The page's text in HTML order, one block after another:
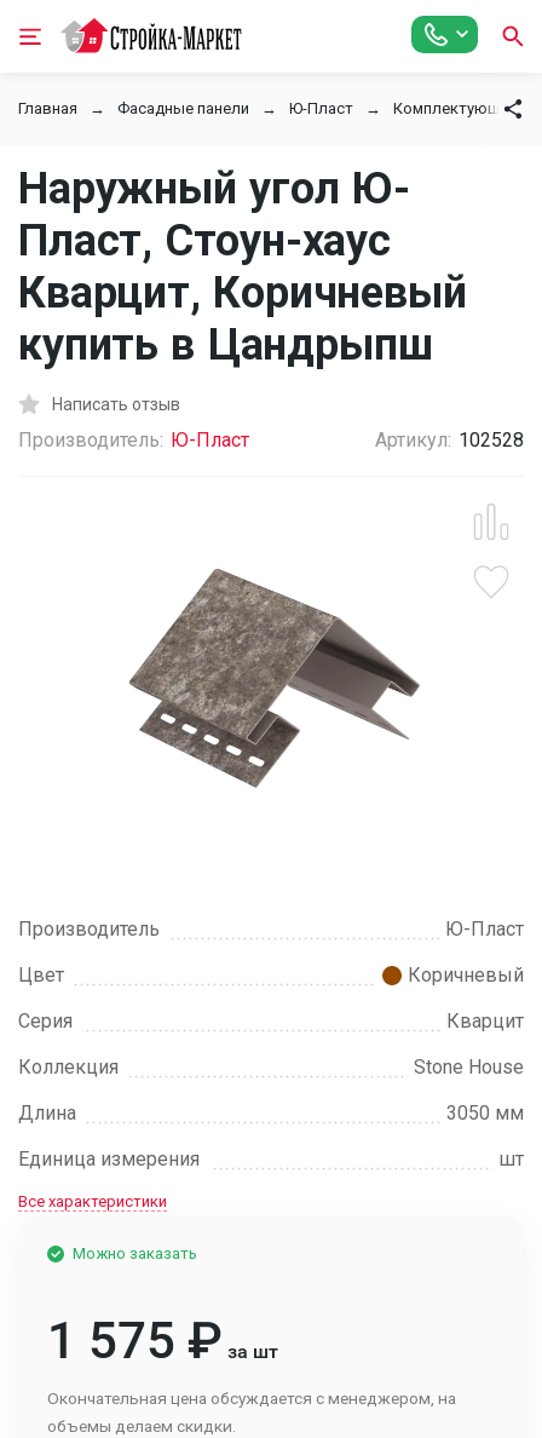
Главная Фасадные панели Ю-Пласт Комплектующие
Наружный угол Ю-
Пласт, Стоун-хаус
Кварцит, Коричневый
купить в Цандрыпш
Написать отзыв
Производитель: Ю-Пласт Артикул: 102528
Производитель
Ю-Пласт
Цвет
Коричневый
Серия
Кварцит
Коллекция
Stone House
Длина
3050 мм
Единица измерения
шт
Все характеристики
Можно заказать
1 575 ₽ за шт
Окончательная цена обсуждается с менеджером, на
объемы делаем скидки.